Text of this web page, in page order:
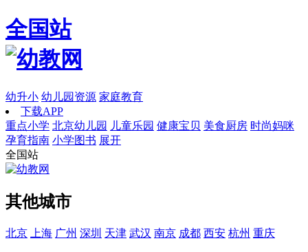
全国站
幼升小 幼儿园资源 家庭教育
下载APP
重点小学 北京幼儿园 儿童乐园 健康宝贝 美食厨房 时尚妈咪
孕育指南 小学图书 展开
全国站
其他城市
北京 上海 广州 深圳 天津 武汉 南京 成都 西安 杭州 重庆